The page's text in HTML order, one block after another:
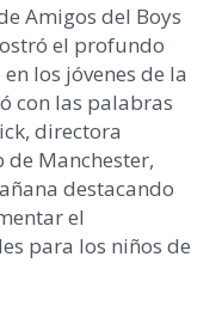
Amigos del Boys
el profundo
los jóvenes de la
con las palabras
directora
de Manchester,
destacando
el
para los niños de